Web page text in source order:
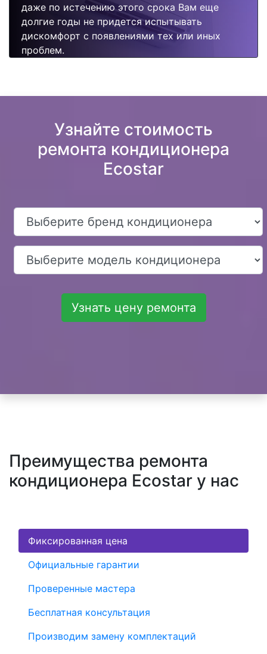
даже по истечению этого срока Вам еще
долгие годы не придется испытывать
дискомфорт с появлениями тех или иных
проблем.
Узнайте стоимость
ремонта кондиционера
Ecostar
Узнать цену ремонта
Преимущества ремонта
кондиционера Ecostar у нас
Фиксированная цена
Официальные гарантии
Проверенные мастера
Бесплатная консультация
Производим замену комплектаций